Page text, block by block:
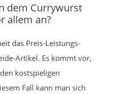
dem Currywurst
allem an?
das Preis-Leistungs-
Artikel. Es kommt vor,
kostspieligen
Fall kann man sich